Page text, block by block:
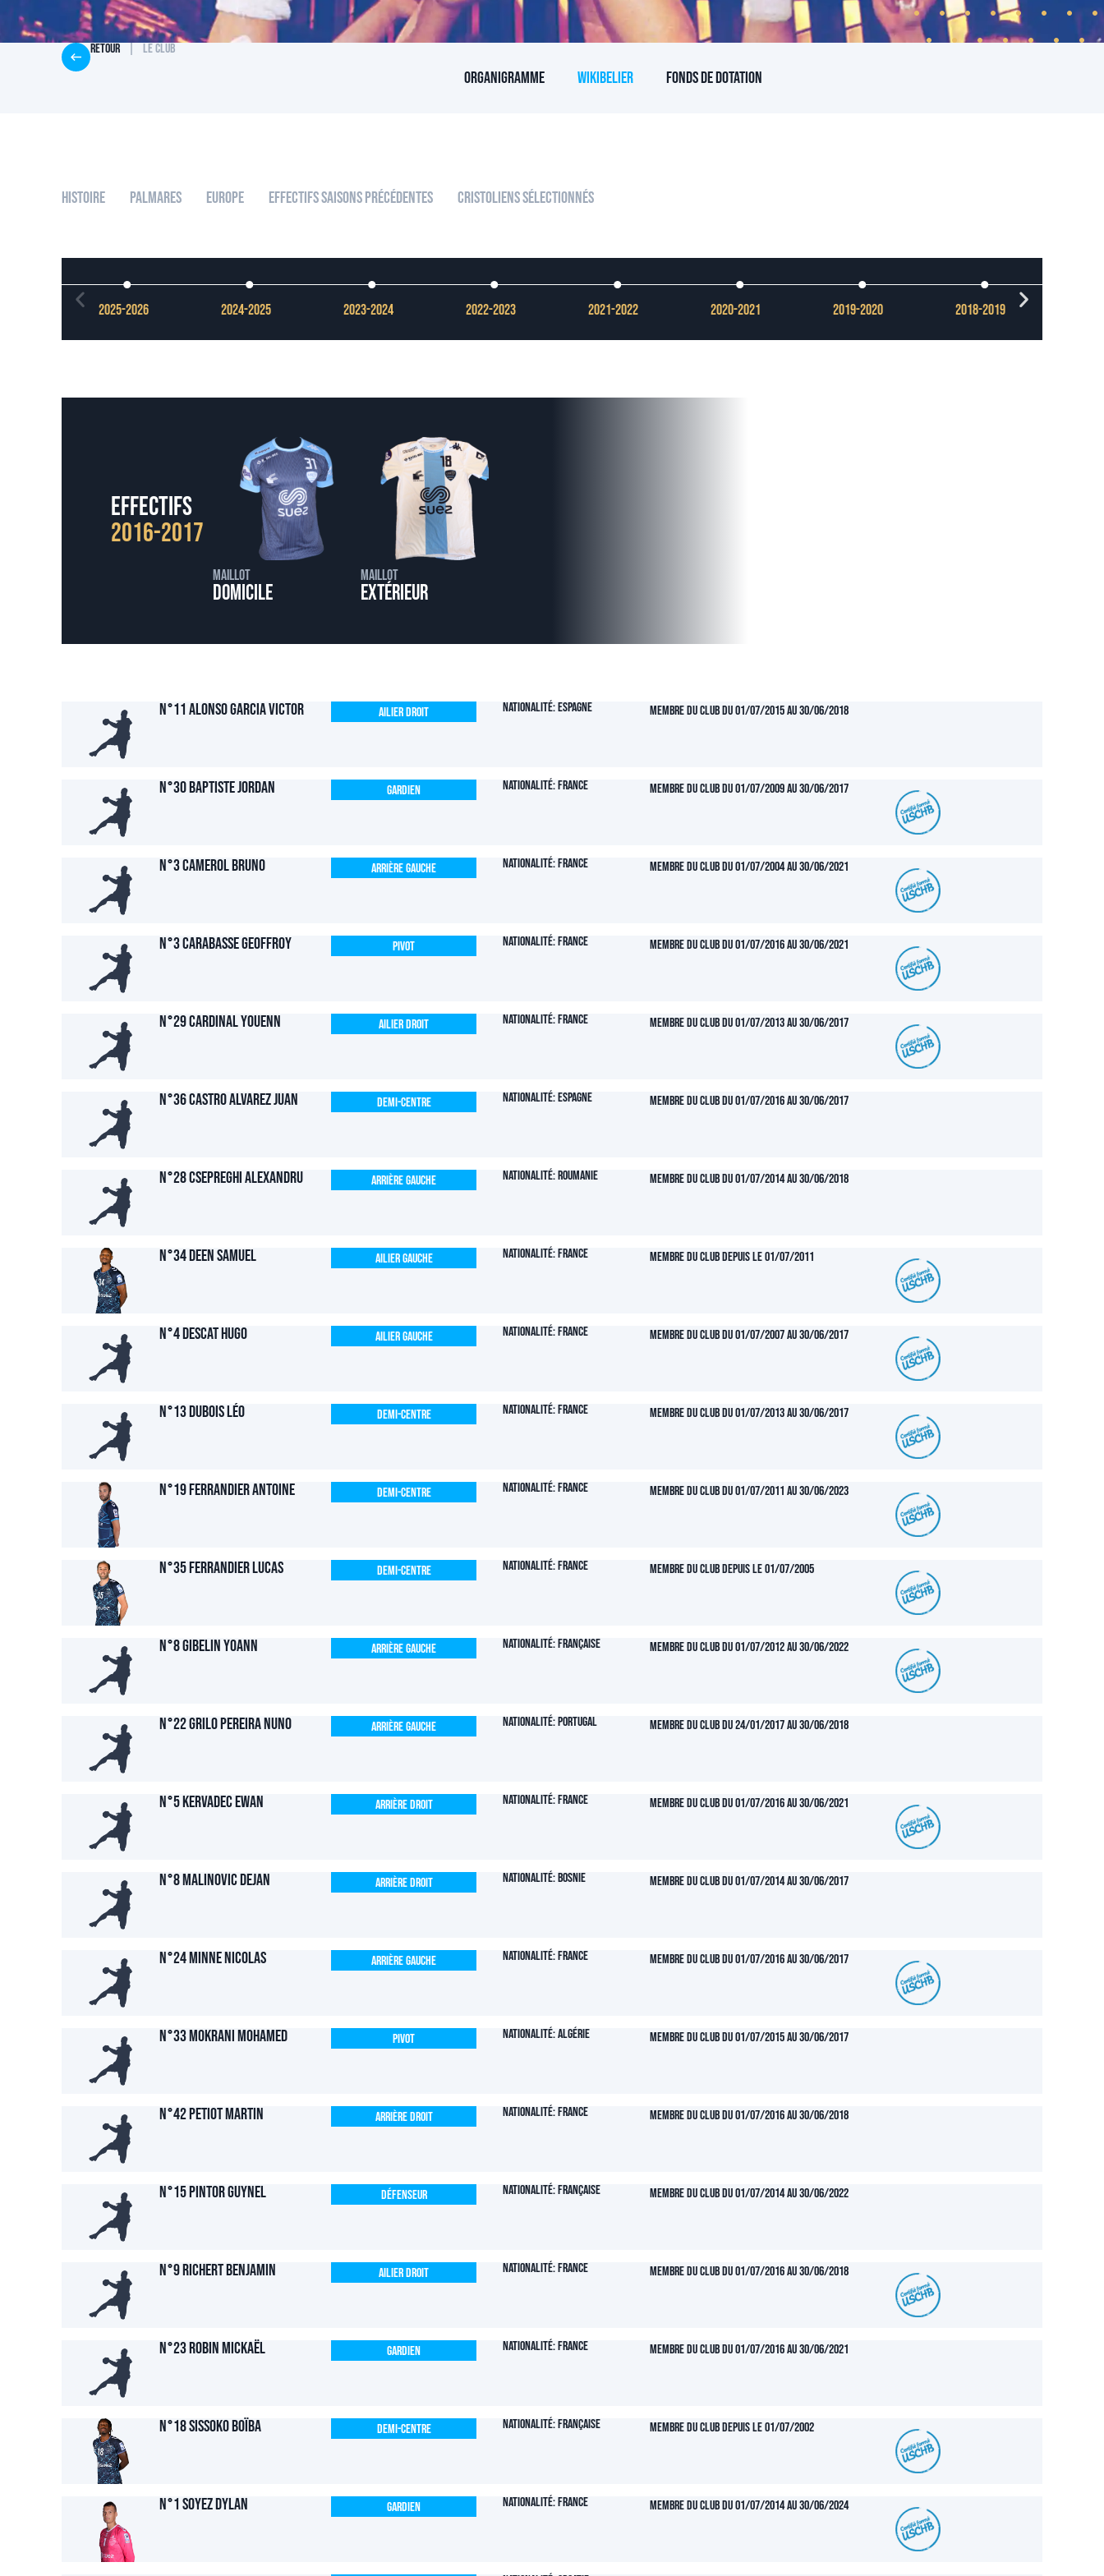
Retour Le club
Organigramme Wikibelier Fonds de dotation
Histoire Palmares Europe Effectifs Saisons Précédentes Cristoliens Sélectionnés
2025-2026 2024-2025 2023-2024 2022-2023 2021-2022 2020-2021 2019-2020 2018-2019
Effectifs
2016-2017
Maillot
Domicile
Maillot
Extérieur
N°11 ALONSO GARCIA Victor Ailier Droit Nationalité: Espagne Membre du club du 01/07/2015 au 30/06/2018
N°30 BAPTISTE Jordan Gardien Nationalité: France Membre du club du 01/07/2009 au 30/06/2017
N°3 CAMEROL Bruno Arrière Gauche Nationalité: France Membre du club du 01/07/2004 au 30/06/2021
N°3 CARABASSE Geoffroy Pivot Nationalité: France Membre du club du 01/07/2016 au 30/06/2021
N°29 CARDINAL Youenn Ailier Droit Nationalité: France Membre du club du 01/07/2013 au 30/06/2017
N°36 CASTRO ALVAREZ Juan Demi-centre Nationalité: Espagne Membre du club du 01/07/2016 au 30/06/2017
N°28 CSEPREGHI Alexandru Arrière Gauche Nationalité: Roumanie Membre du club du 01/07/2014 au 30/06/2018
N°34 DEEN Samuel Ailier Gauche Nationalité: France Membre du club depuis le 01/07/2011
N°4 DESCAT Hugo Ailier Gauche Nationalité: France Membre du club du 01/07/2007 au 30/06/2017
N°13 DUBOIS Léo Demi-centre Nationalité: France Membre du club du 01/07/2013 au 30/06/2017
N°19 FERRANDIER Antoine Demi-centre Nationalité: France Membre du club du 01/07/2011 au 30/06/2023
N°35 FERRANDIER Lucas Demi-centre Nationalité: France Membre du club depuis le 01/07/2005
N°8 GIBELIN Yoann Arrière Gauche Nationalité: Française Membre du club du 01/07/2012 au 30/06/2022
N°22 GRILO PEREIRA Nuno Arrière Gauche Nationalité: Portugal Membre du club du 24/01/2017 au 30/06/2018
N°5 KERVADEC Ewan Arrière Droit Nationalité: France Membre du club du 01/07/2016 au 30/06/2021
N°8 MALINOVIC Dejan Arrière Droit Nationalité: Bosnie Membre du club du 01/07/2014 au 30/06/2017
N°24 MINNE Nicolas Arrière Gauche Nationalité: France Membre du club du 01/07/2016 au 30/06/2017
N°33 MOKRANI Mohamed Pivot Nationalité: Algérie Membre du club du 01/07/2015 au 30/06/2017
N°42 PETIOT Martin Arrière Droit Nationalité: France Membre du club du 01/07/2016 au 30/06/2018
N°15 PINTOR Guynel Défenseur Nationalité: Française Membre du club du 01/07/2014 au 30/06/2022
N°9 RICHERT Benjamin Ailier Droit Nationalité: France Membre du club du 01/07/2016 au 30/06/2018
N°23 ROBIN Mickaël Gardien Nationalité: France Membre du club du 01/07/2016 au 30/06/2021
N°18 SISSOKO Boïba Demi-centre Nationalité: Française Membre du club depuis le 01/07/2002
N°1 SOYEZ Dylan Gardien Nationalité: France Membre du club du 01/07/2014 au 30/06/2024